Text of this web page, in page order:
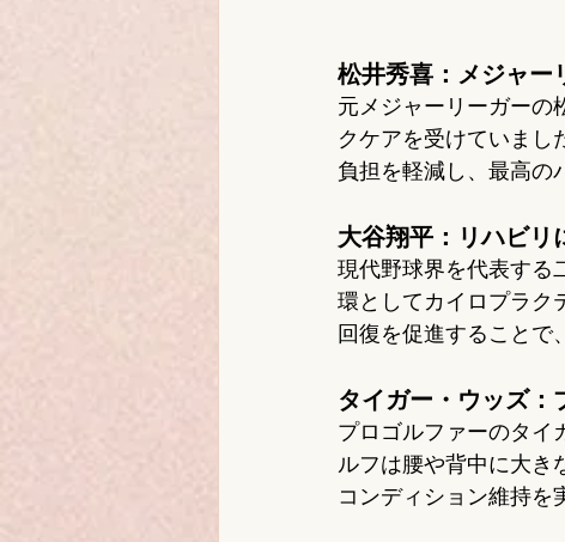
松井秀喜：メジャー
元メジャーリーガーの
クケアを受けていまし
負担を軽減し、最高の
大谷翔平：リハビリ
現代野球界を代表する
環としてカイロプラク
回復を促進することで
タイガー・ウッズ
プロゴルファーのタイ
ルフは腰や背中に大き
コンディション維持を